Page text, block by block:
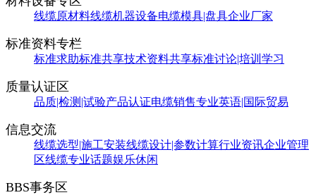
线缆原材料线缆机器设备电缆模具|盘具企业厂家
标准资料专栏
标准求助标准共享技术资料共享标准讨论|培训学习
质量认证区
品质|检测|试验产品认证电缆销售专业英语|国际贸易
信息交流
线缆选型|施工安装线缆设计|参数计算行业资讯企业管理
区线缆专业话题娱乐休闲
BBS事务区